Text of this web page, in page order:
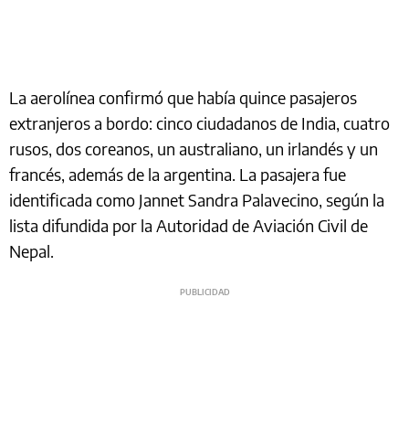
La aerolínea confirmó que había quince pasajeros
extranjeros a bordo: cinco ciudadanos de India, cuatro
rusos, dos coreanos, un australiano, un irlandés y un
francés, además de la argentina. La pasajera fue
identificada como Jannet Sandra Palavecino, según la
lista difundida por la Autoridad de Aviación Civil de
Nepal.